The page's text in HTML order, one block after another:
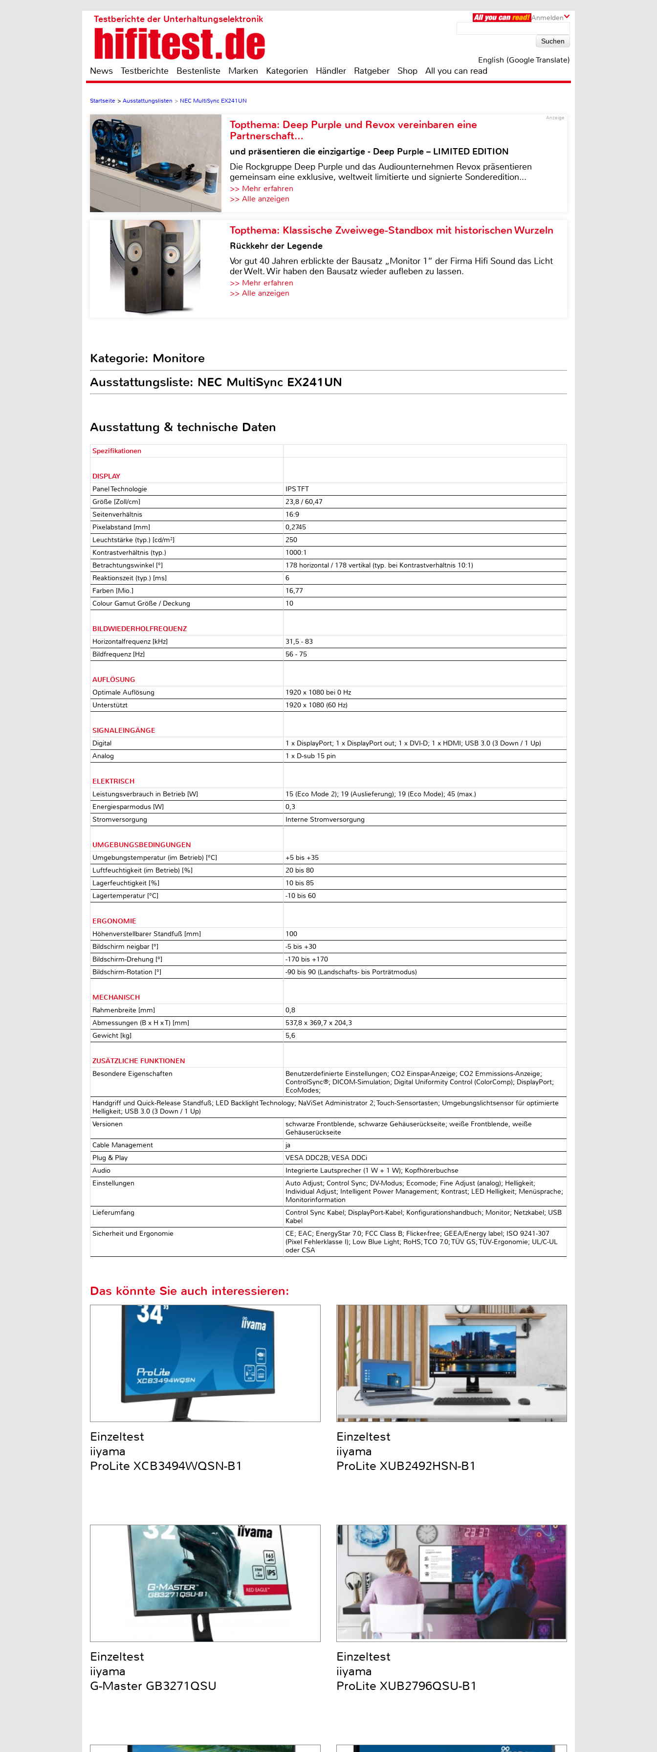
Anmelden
Testberichte der Unterhaltungselektronik
English (Google Translate)
News Testberichte Bestenliste Marken Kategorien Händler Ratgeber Shop All you can read
Startseite > Ausstattungslisten > NEC MultiSync EX241UN
Anzeige
Topthema: Deep Purple und Revox vereinbaren eine
Partnerschaft…
und präsentieren die einzigartige - Deep Purple – LIMITED EDITION
Die Rockgruppe Deep Purple und das Audiounternehmen Revox präsentieren
gemeinsam eine exklusive, weltweit limitierte und signierte Sonderedition...
>> Mehr erfahren
>> Alle anzeigen
Topthema: Klassische Zweiwege-Standbox mit historischen Wurzeln
Rückkehr der Legende
Vor gut 40 Jahren erblickte der Bausatz „Monitor 1“ der Firma Hifi Sound das Licht
der Welt. Wir haben den Bausatz wieder aufleben zu lassen.
>> Mehr erfahren
>> Alle anzeigen
Kategorie: Monitore
Ausstattungsliste: NEC MultiSync EX241UN
Ausstattung & technische Daten
Spezifikationen
DISPLAY
Panel Technologie
IPS TFT
Größe [Zoll/cm]
23,8 / 60,47
Seitenverhältnis
16:9
Pixelabstand [mm]
0,2745
Leuchtstärke (typ.) [cd/m²]
250
Kontrastverhältnis (typ.)
1000:1
Betrachtungswinkel [°]
178 horizontal / 178 vertikal (typ. bei Kontrastverhältnis 10:1)
Reaktionszeit (typ.) [ms]
6
Farben [Mio.]
16,77
Colour Gamut Größe / Deckung
10
BILDWIEDERHOLFREQUENZ
Horizontalfrequenz [kHz]
31,5 - 83
Bildfrequenz [Hz]
56 - 75
AUFLÖSUNG
Optimale Auflösung
1920 x 1080 bei 0 Hz
Unterstützt
1920 x 1080 (60 Hz)
SIGNALEINGÄNGE
Digital
1 x DisplayPort; 1 x DisplayPort out; 1 x DVI-D; 1 x HDMI; USB 3.0 (3 Down / 1 Up)
Analog
1 x D-sub 15 pin
ELEKTRISCH
Leistungsverbrauch in Betrieb [W]
15 (Eco Mode 2); 19 (Auslieferung); 19 (Eco Mode); 45 (max.)
Energiesparmodus [W]
0,3
Stromversorgung
Interne Stromversorgung
UMGEBUNGSBEDINGUNGEN
Umgebungstemperatur (im Betrieb) [°C]
+5 bis +35
Luftfeuchtigkeit (im Betrieb) [%]
20 bis 80
Lagerfeuchtigkeit [%]
10 bis 85
Lagertemperatur [°C]
-10 bis 60
ERGONOMIE
Höhenverstellbarer Standfuß [mm]
100
Bildschirm neigbar [°]
-5 bis +30
Bildschirm-Drehung [°]
-170 bis +170
Bildschirm-Rotation [°]
-90 bis 90 (Landschafts- bis Porträtmodus)
MECHANISCH
Rahmenbreite [mm]
0,8
Abmessungen (B x H x T) [mm]
537,8 x 369,7 x 204,3
Gewicht [kg]
5,6
ZUSÄTZLICHE FUNKTIONEN
Besondere Eigenschaften
Benutzerdefinierte Einstellungen; CO2 Einspar-Anzeige; CO2 Emmissions-Anzeige;
ControlSync®; DICOM-Simulation; Digital Uniformity Control (ColorComp); DisplayPort;
EcoModes;
Handgriff und Quick-Release Standfuß; LED Backlight Technology; NaViSet Administrator 2; Touch-Sensortasten; Umgebungslichtsensor für optimierte
Helligkeit; USB 3.0 (3 Down / 1 Up)
Versionen
schwarze Frontblende, schwarze Gehäuserückseite; weiße Frontblende, weiße
Gehäuserückseite
Cable Management
ja
Plug & Play
VESA DDC2B; VESA DDCi
Audio
Integrierte Lautsprecher (1 W + 1 W); Kopfhörerbuchse
Einstellungen
Auto Adjust; Control Sync; DV-Modus; Ecomode; Fine Adjust (analog); Helligkeit;
Individual Adjust; Intelligent Power Management; Kontrast; LED Helligkeit; Menüsprache;
Monitorinformation
Lieferumfang
Control Sync Kabel; DisplayPort-Kabel; Konfigurationshandbuch; Monitor; Netzkabel; USB
Kabel
Sicherheit und Ergonomie
CE; EAC; EnergyStar 7.0; FCC Class B; Flicker-free; GEEA/Energy label; ISO 9241-307
(Pixel Fehlerklasse I); Low Blue Light; RoHS; TCO 7.0; TÜV GS; TÜV-Ergonomie; UL/C-UL
oder CSA
Das könnte Sie auch interessieren:
Einzeltest
iiyama
ProLite XCB3494WQSN-B1
Einzeltest
iiyama
ProLite XUB2492HSN-B1
Einzeltest
iiyama
G-Master GB3271QSU
Einzeltest
iiyama
ProLite XUB2796QSU-B1